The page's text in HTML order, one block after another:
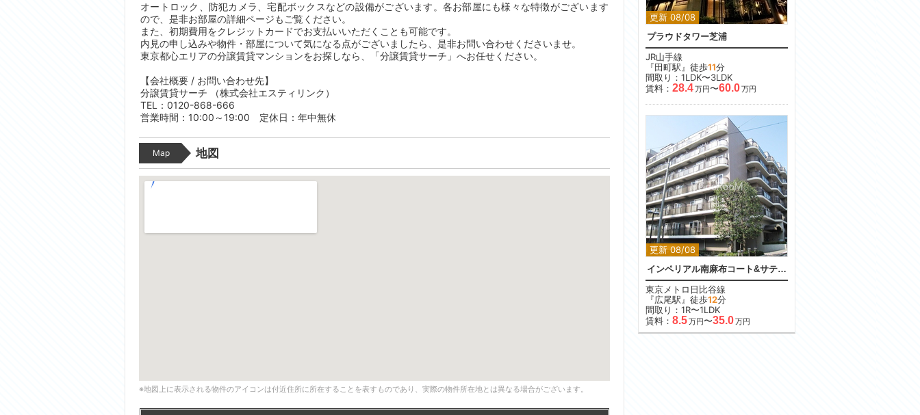
オートロック、防犯カメラ、宅配ボックスなどの設備がございます。各お部屋にも様々な特徴がございます
ので、是非お部屋の詳細ページもご覧ください。
また、初期費用をクレジットカードでお支払いいただくことも可能です。
内見の申し込みや物件・部屋について気になる点がございましたら、是非お問い合わせくださいませ。
東京都心エリアの分譲賃貸マンションをお探しなら、「分譲賃貸サーチ」へお任せください。
【会社概要 / お問い合わせ先】
分譲賃貸サーチ （株式会社エスティリンク）
TEL：0120-868-666
営業時間：10:00～19:00 定休日：年中無休
Map 地図
※地図上に表示される物件のアイコンは付近住所に所在することを表すものであり、実際の物件所在地とは異なる場合がございます。
更新 08/08
プラウドタワー芝浦
JR山手線
『田町駅』徒歩11分
間取り：1LDK〜3LDK
賃料： 28.4万円〜60.0万円
更新 08/08
インペリアル南麻布コート&サテライト
東京メトロ日比谷線
『広尾駅』徒歩12分
間取り：1R〜1LDK
賃料： 8.5万円〜35.0万円